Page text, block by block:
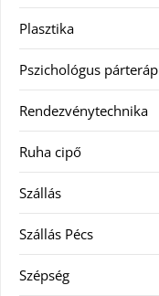
Plasztika
Pszichológus
Rendezvénytechnika
Ruha cipő
Szállás
Szállás Pécs
Szépség